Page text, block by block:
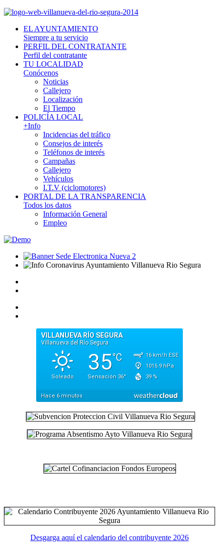
EL AYUNTAMIENTO
Siempre a tu servicio
PERFIL DEL CONTRATANTE
Perfil del contratante
TU LOCALIDAD
Conócenos
Noticias
Callejero
Localización
El Tiempo
POLICÍA LOCAL
+Info
Incidencias del tráfico
Consejos de interés
Teléfonos de interés
Campañas
Callejero
Vehículos
I.T.V (ciclomotores)
PORTAL DE LA TRANSPARENCIA
Todos los datos
Información General
Empleo
Desgarga aquí el calendario del contribuyente 2026